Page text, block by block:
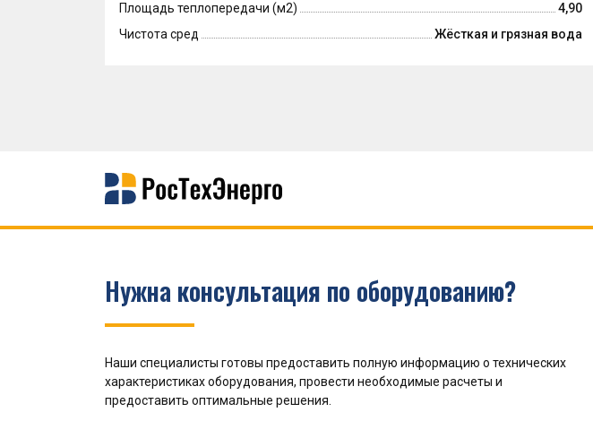
Площадь теплопередачи (м2)
4,90
Чистота сред
Жёсткая и грязная вода
Нужна консультация по оборудованию?
Наши специалисты готовы предоставить полную информацию о технических
характеристиках оборудования, провести необходимые расчеты и
предоставить оптимальные решения.